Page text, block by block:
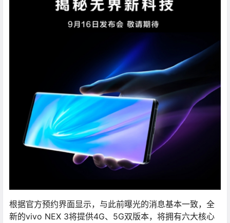
根据官方预约界面显示，与此前曝光的消息基本一致，全
新的vivo NEX 3将提供4G、5G双版本，将拥有六大核心